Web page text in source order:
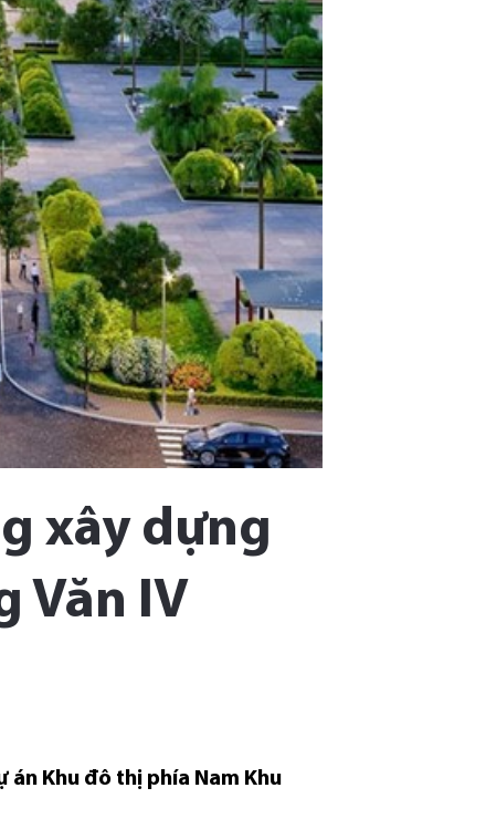
xây dựng
Văn IV
Khu đô thị phía Nam Khu